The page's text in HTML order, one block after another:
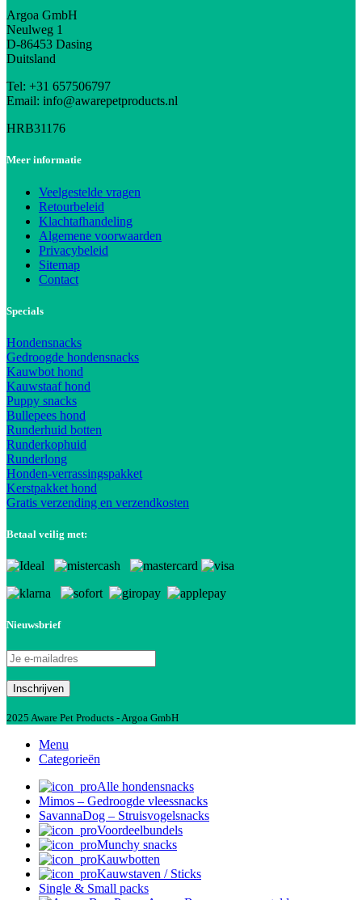
Argoa GmbH
Neulweg 1
D-86453 Dasing
Duitsland
Tel: +31 657506797
Email: info@awarepetproducts.nl
HRB31176
Meer informatie
Veelgestelde vragen
Retourbeleid
Klachtafhandeling
Algemene voorwaarden
Privacybeleid
Sitemap
Contact
Specials
Hondensnacks
Gedroogde hondensnacks
Kauwbot hond
Kauwstaaf hond
Puppy snacks
Bullepees hond
Runderhuid botten
Runderkophuid
Runderlong
Honden-verrassingspakket
Kerstpakket hond
Gratis verzending en verzendkosten
Betaal veilig met:
Nieuwsbrief
2025 Aware Pet Products - Argoa GmbH
Menu
Categorieën
Alle hondensnacks
Mimos – Gedroogde vleessnacks
SavannaDog – Struisvogelsnacks
Voordeelbundels
Munchy snacks
Kauwbotten
Kauwstaven / Sticks
Single & Small packs